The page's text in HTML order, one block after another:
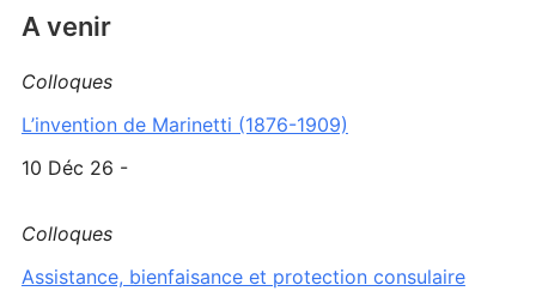
A venir
Colloques
L’invention de Marinetti (1876-1909)
10 Déc 26 -
Colloques
Assistance, bienfaisance et protection consulaire